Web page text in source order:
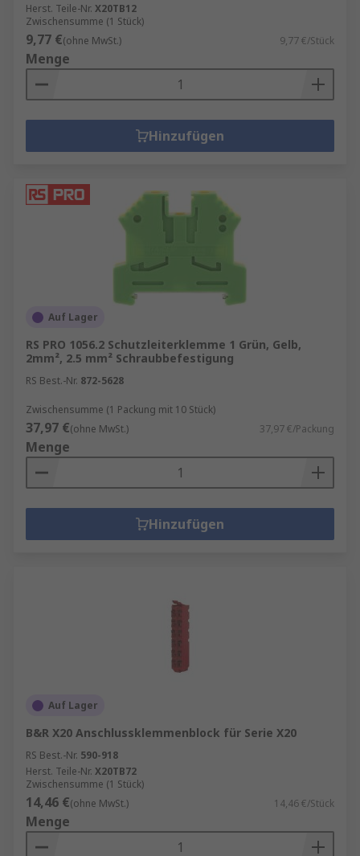
Herst. Teile-Nr. X20TB12
Zwischensumme (1 Stück)
9,77 €(ohne MwSt.) 9,77 €/Stück
Menge
Hinzufügen
Auf Lager
RS PRO 1056.2 Schutzleiterklemme 1 Grün, Gelb,
2mm², 2.5 mm² Schraubbefestigung
RS Best.-Nr. 872-5628
Zwischensumme (1 Packung mit 10 Stück)
37,97 €(ohne MwSt.) 37,97 €/Packung
Menge
Hinzufügen
Auf Lager
B&R X20 Anschlussklemmenblock für Serie X20
RS Best.-Nr. 590-918
Herst. Teile-Nr. X20TB72
Zwischensumme (1 Stück)
14,46 €(ohne MwSt.) 14,46 €/Stück
Menge